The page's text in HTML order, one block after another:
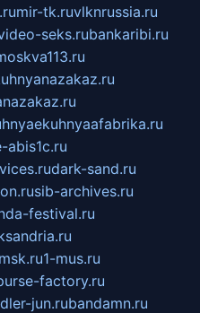
mir-tk.ruvlknrussia.ru
seks.rubankaribi.ru
abis1c.ru
dark-sand.ru
sib-archives.ru
festival.ru
1-mus.ru
factory.ru
jun.rubandamn.ru